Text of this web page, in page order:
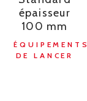
épaisseur
100 mm
ÉQUIPEMENTS
DE LANCER